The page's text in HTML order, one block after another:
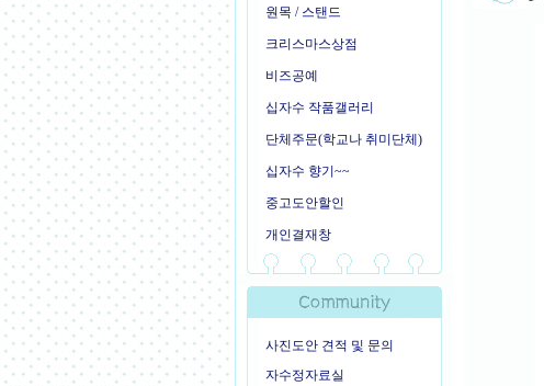
원목 / 스탠드
크리스마스상점
비즈공예
십자수 작품갤러리
단체주문(학교나 취미단체)
십자수 향기~~
중고도안할인
개인결재창
사진도안 견적 및 문의
자수정자료실